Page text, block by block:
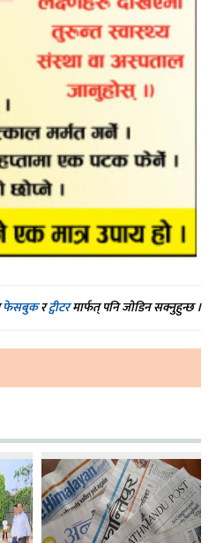
फेसबुकरट्वीटरमार्फत् पनि जोडिन सक्नुहुन्छ ।